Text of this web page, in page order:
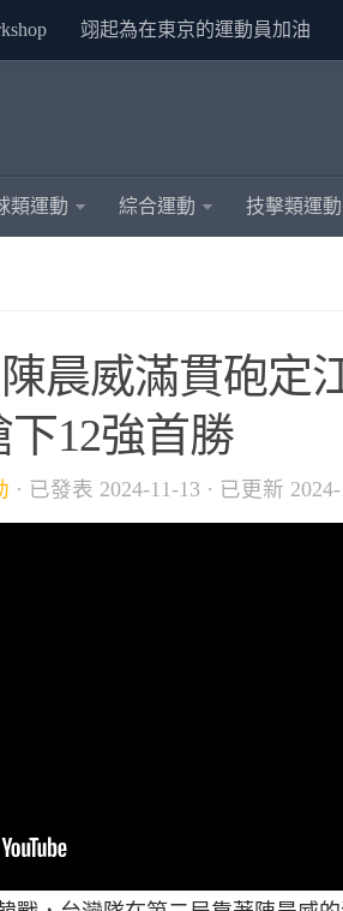
翊起為在東京的運動員加油
類運動 綜合運動 技擊類運動
晨威滿貫砲定
下12強首勝
· 已發表 2024-11-13 · 已更新